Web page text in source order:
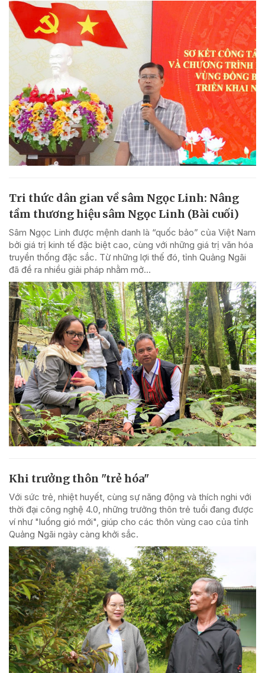
Tri thức dân gian về sâm Ngọc Linh: Nâng
tầm thương hiệu sâm Ngọc Linh (Bài cuối)
Sâm Ngọc Linh được mệnh danh là “quốc bảo” của Việt Nam
bởi giá trị kinh tế đặc biệt cao, cùng với những giá trị văn hóa
truyền thống đặc sắc. Từ những lợi thế đó, tỉnh Quảng Ngãi
đã đề ra nhiều giải pháp nhằm mở...
Khi trưởng thôn "trẻ hóa"
Với sức trẻ, nhiệt huyết, cùng sự năng động và thích nghi với
thời đại công nghệ 4.0, những trưởng thôn trẻ tuổi đang được
ví như "luồng gió mới", giúp cho các thôn vùng cao của tỉnh
Quảng Ngãi ngày càng khởi sắc.